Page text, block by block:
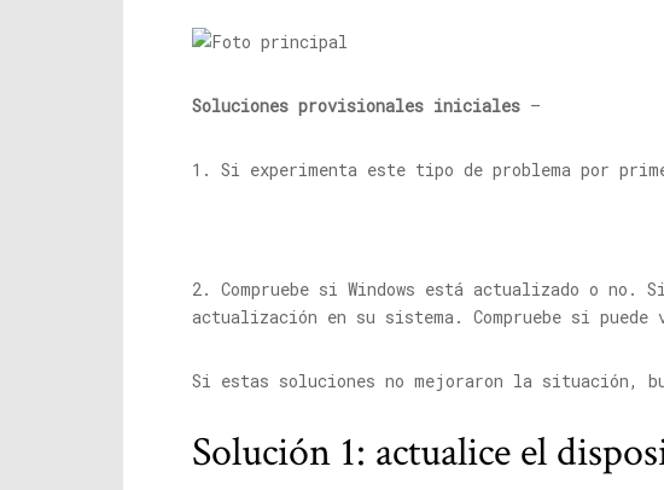
Soluciones provisionales iniciales –
1. Si experimenta este tipo de problema por
2. Compruebe si Windows está actualizado o no.
actualización en su sistema. Compruebe si
Si estas soluciones no mejoraron la situación,
Solución 1: actualice el